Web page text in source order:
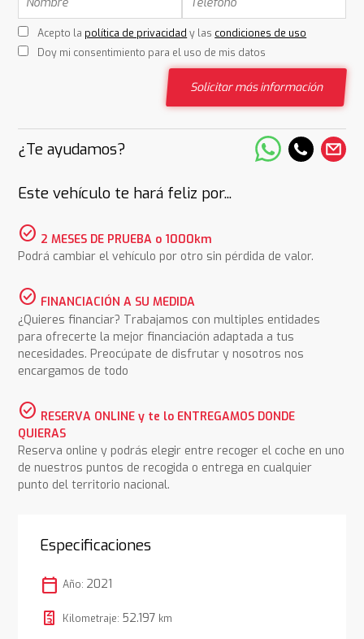
Acepto la política de privacidad y las condiciones de uso
Doy mi consentimiento para el uso de mis datos
Solicitar más información
¿Te ayudamos?
Este vehículo te hará feliz por...
check_circle 2 MESES DE PRUEBA o 1000km
Podrá cambiar el vehículo por otro sin pérdida de valor.
check_circle FINANCIACIÓN A SU MEDIDA
¿Quieres financiar? Trabajamos con multiples entidades
para ofrecerte la mejor financiación adaptada a tus
necesidades. Preocúpate de disfrutar y nosotros nos
encargamos de todo
check_circle RESERVA ONLINE y te lo ENTREGAMOS DONDE
QUIERAS
Reserva online y podrás elegir entre recoger el coche en uno
de nuestros puntos de recogida o entrega en cualquier
punto del territorio nacional.
Especificaciones
calendar_today Año: 2021
Kilometraje: 52.197 km